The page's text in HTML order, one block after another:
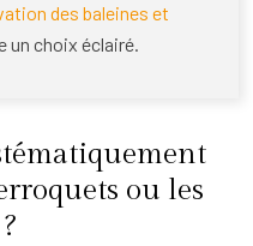
des baleines et
un choix éclairé.
ou les